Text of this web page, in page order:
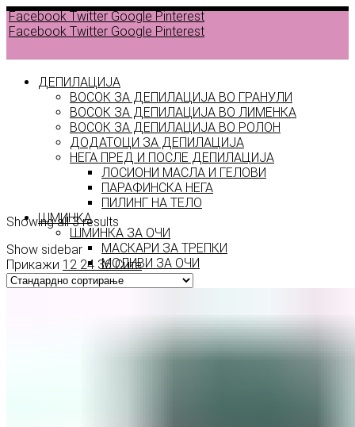
Facebook Twitter Google Pinterest
Facebook Twitter Google Pinterest
ДЕПИЛАЦИЈА
ВОСОК ЗА ДЕПИЛАЦИЈА ВО ГРАНУЛИ
ВОСОК ЗА ДЕПИЛАЦИЈА ВО ЛИМЕНКА
ВОСОК ЗА ДЕПИЛАЦИЈА ВО РОЛОН
ДОДАТОЦИ ЗА ДЕПИЛАЦИЈА
НЕГА ПРЕД И ПОСЛЕ ДЕПИЛАЦИЈА
ЛОСИОНИ МАСЛА И ГЕЛОВИ
ПАРАФИНСКА НЕГА
ПИЛИНГ НА ТЕЛО
ШМИНКА
ШМИНКА ЗА ОЧИ
МАСКАРИ ЗА ТРЕПКИ
МОЛИВИ ЗА ОЧИ
СЕНКИ ЗА ОЧИ
ТУШ ЗА ОЧИ
КАРМИНИ И СЈАЕВИ ЗА УСНИ
МОЛИВИ ЗА УСНИ
products
Showing all 3 results
Show sidebar
Прикажи 12 24 36 Сите